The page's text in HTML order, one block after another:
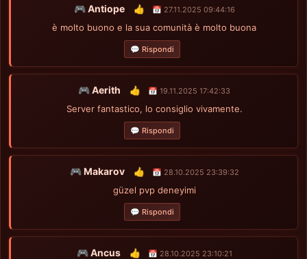
🎮 Antiope 👍 📅 27.11.2025 09:44:16
è molto buono e la sua comunità è molto buona
💬 Rispondi
🎮 Aerith 👍 📅 19.11.2025 17:42:33
Server fantastico, lo consiglio vivamente.
💬 Rispondi
🎮 Makarov 👍 📅 28.10.2025 23:39:32
güzel pvp deneyimi
💬 Rispondi
🎮 Ancus 👍 📅 28.10.2025 23:10:21